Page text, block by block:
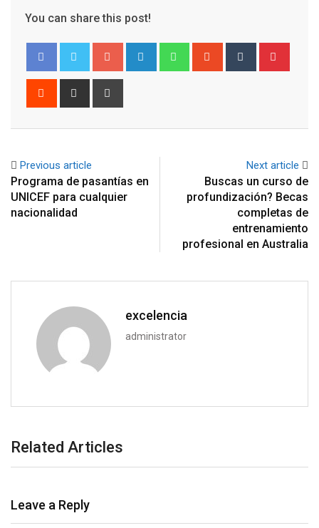
You can share this post!
Google+ LinkedIn WhatsappStumbleUpon
Tumblr
Reddit
Share
Previous article
Programa de pasantías en
UNICEF para cualquier
nacionalidad
Next article
Buscas un curso de
profundización? Becas
completas de
entrenamiento
profesional en Australia
excelencia
administrator
Related Articles
Leave a Reply